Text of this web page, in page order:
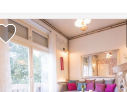
Apartman
Centar
Gosti:5
Kvadratura